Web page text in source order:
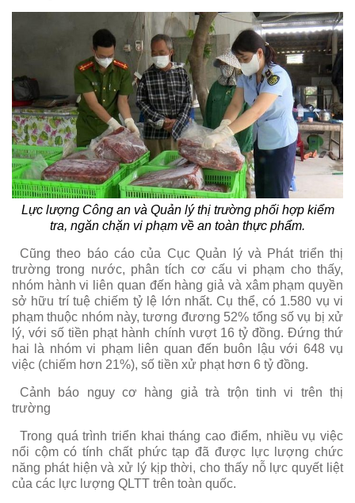
Lực lượng Công an và Quản lý thị trường phối hợp kiểm
tra, ngăn chặn vi phạm về an toàn thực phẩm.
Cũng theo báo cáo của Cục Quản lý và Phát triển thị
trường trong nước, phân tích cơ cấu vi phạm cho thấy,
nhóm hành vi liên quan đến hàng giả và xâm phạm quyền
sở hữu trí tuệ chiếm tỷ lệ lớn nhất. Cụ thể, có 1.580 vụ vi
phạm thuộc nhóm này, tương đương 52% tổng số vụ bị xử
lý, với số tiền phạt hành chính vượt 16 tỷ đồng. Đứng thứ
hai là nhóm vi phạm liên quan đến buôn lậu với 648 vụ
việc (chiếm hơn 21%), số tiền xử phạt hơn 6 tỷ đồng.
Cảnh báo nguy cơ hàng giả trà trộn tinh vi trên thị
trường
Trong quá trình triển khai tháng cao điểm, nhiều vụ việc
nổi cộm có tính chất phức tạp đã được lực lượng chức
năng phát hiện và xử lý kịp thời, cho thấy nỗ lực quyết liệt
của các lực lượng QLTT trên toàn quốc.